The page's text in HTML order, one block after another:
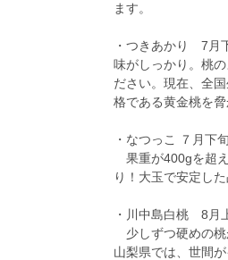
ます。
・つきあかり 7月
味がしっかり。桃
ださい。現在、全
格である黄金桃を
・なつっこ ７月下
果重が400gを超
り！大玉で安定し
・川中島白桃 8月
少しずつ硬めの桃
山梨県では、世間